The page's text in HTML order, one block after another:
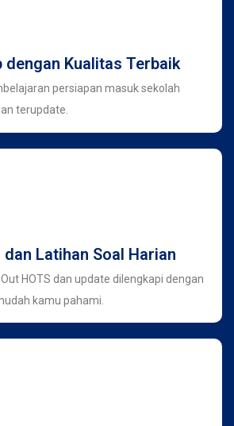
dengan Kualitas Terbaik
persiapan masuk sekolah
terupdate.
Latihan Soal Harian
Out HOTS dan update dilengkapi dengan
kamu pahami.